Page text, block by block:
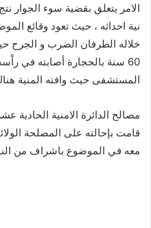
الامر يتعلق بقضية سوء الجوار
نية احداثه ، حيث تعود وقائع
60 سنة بالحجارة أصابته في
المستشفى حيث وافته المنية
مصالح الدائرة الامنية الحادية
قامت بإحالته على المصلحة
معه في الموضوع باشراف من